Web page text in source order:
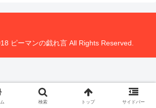
ピーマンの戯れ言 All Rights Reserved.
検索 トップ サイドバー